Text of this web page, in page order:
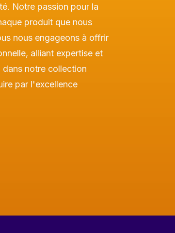
Notre passion pour la
produit que nous
nous engageons à offrir
alliant expertise et
notre collection
par l'excellence